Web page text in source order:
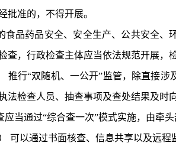
批准的，不得开展。
食品药品安全、安全生产、公共安全、
查，行政检查主体应当依法规范开展，
推行“双随机、一公开”监管，除直接
法检查人员、抽查事项及查处结果及时
应当通过“综合查一次”模式实施，由牵
可以通过书面核查、 信息共享以及远程